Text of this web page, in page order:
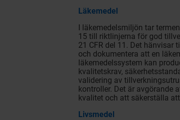
Läkemedel
I läkemedelsmiljön tar
15 till riktlinjerna för god
21 CFR del 11. Det hänvisar
och dokumentera att en
läkemedelssystem kan
kvalitetskrav,
validering av
kontroller. Det är avgörande
kvalitet och att säkerställa
Livsmedel